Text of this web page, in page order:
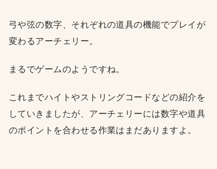
弓や弦の数字、それぞれの道具の機能でプレイが
変わるアーチェリー。
まるでゲームのようですね。
これまでハイトやストリングコードなどの紹介を
していきましたが、アーチェリーには数字や道具
のポイントを合わせる作業はまだありますよ。